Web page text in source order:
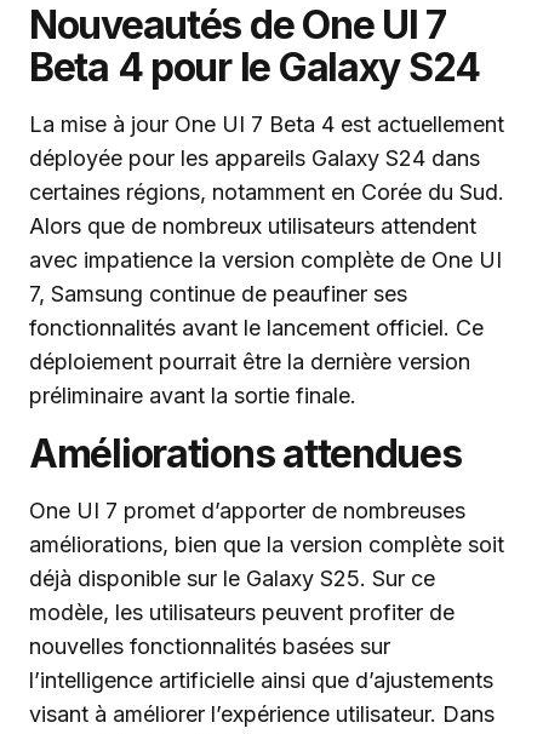
Nouveautés de One UI 7
Beta 4 pour le Galaxy S24
La mise à jour One UI 7 Beta 4 est actuellement
déployée pour les appareils Galaxy S24 dans
certaines régions, notamment en Corée du Sud.
Alors que de nombreux utilisateurs attendent
avec impatience la version complète de One UI
7, Samsung continue de peaufiner ses
fonctionnalités avant le lancement officiel. Ce
déploiement pourrait être la dernière version
préliminaire avant la sortie finale.
Améliorations attendues
One UI 7 promet d’apporter de nombreuses
améliorations, bien que la version complète soit
déjà disponible sur le Galaxy S25. Sur ce
modèle, les utilisateurs peuvent profiter de
nouvelles fonctionnalités basées sur
l’intelligence artificielle ainsi que d’ajustements
visant à améliorer l’expérience utilisateur. Dans